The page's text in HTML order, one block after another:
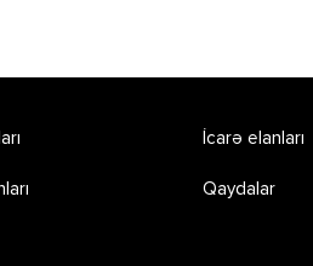
İcarə elanları
Qaydalar